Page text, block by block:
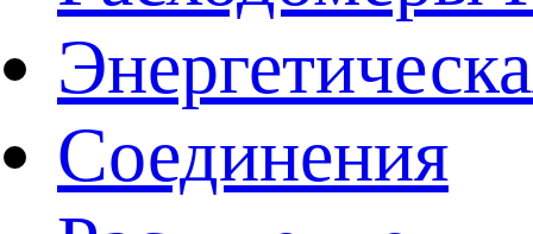
Соединения